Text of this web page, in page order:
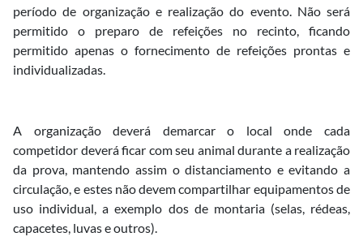
período de organização e realização do evento. Não será
permitido o preparo de refeições no recinto, ficando
permitido apenas o fornecimento de refeições prontas e
individualizadas.
A organização deverá demarcar o local onde cada
competidor deverá ficar com seu animal durante a realização
da prova, mantendo assim o distanciamento e evitando a
circulação, e estes não devem compartilhar equipamentos de
uso individual, a exemplo dos de montaria (selas, rédeas,
capacetes, luvas e outros).